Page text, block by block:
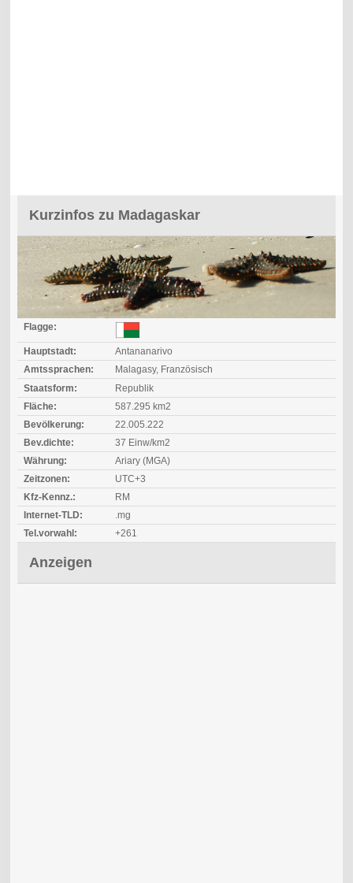
Kurzinfos zu Madagaskar
Flagge:
Hauptstadt:
Antananarivo
Amtssprachen:
Malagasy, Französisch
Staatsform:
Republik
Fläche:
587.295 km2
Bevölkerung:
22.005.222
Bev.dichte:
37 Einw/km2
Währung:
Ariary (MGA)
Zeitzonen:
UTC+3
Kfz-Kennz.:
RM
Internet-TLD:
.mg
Tel.vorwahl:
+261
Anzeigen